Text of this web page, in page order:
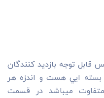
توجه بازديد کنندگان
ايي هست و اندزه هر
ميباشد در قسمت